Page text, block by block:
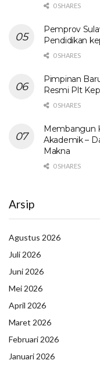
0 SHARES
Pemprov
Pendidikan
0 SHARES
Pimpinan
Resmi Plt
0 SHARES
Membangun
Akademik –
Makna
0 SHARES
Arsip
Agustus 2026
Juli 2026
Juni 2026
Mei 2026
April 2026
Maret 2026
Februari 2026
Januari 2026